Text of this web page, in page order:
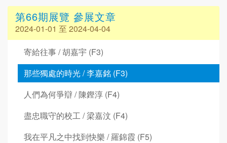
第66期展覽 參展文章
2024-01-01 至 2024-04-04
寄給往事 / 胡嘉宇 (F3)
那些獨處的時光 / 李嘉銘 (F3)
人們為何爭辯 / 陳鏗淳 (F4)
盡忠職守的校工 / 梁嘉汶 (F4)
我在平凡之中找到快樂 / 羅錦霞 (F5)